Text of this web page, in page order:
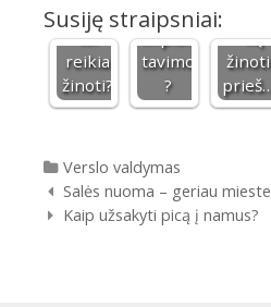
Susiję straipsniai:
apie
tai
reikia
žinoti?
ros po
implan
tavimo
?
- ką
žinoti
prieš…
Kategorijos
Verslo valdymas
Įrašų navigacija
Salės nuoma – geriau
Kaip užsakyti picą į namus?